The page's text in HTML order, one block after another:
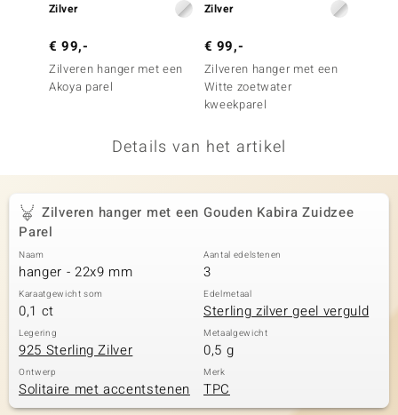
Zilver
€ 99,-
Zilveren hanger met een
Akoya parel
Zilver
€ 99,-
Zilveren hanger met een
Witte zoetwater
kweekparel
Details van het artikel
Zilveren hanger met een Gouden Kabira Zuidzee
Parel
Naam
hanger - 22x9 mm
Aantal edelstenen
3
Karaatgewicht som
0,1 ct
Edelmetaal
Sterling zilver geel verguld
Legering
925 Sterling Zilver
Metaalgewicht
0,5 g
Ontwerp
Solitaire met accentstenen
Merk
TPC